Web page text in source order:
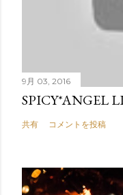
9月 03, 2016
SPICY*ANGEL
共有 コメントを投稿